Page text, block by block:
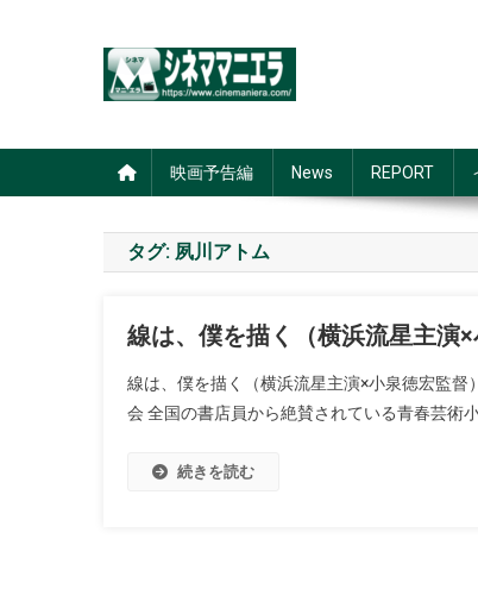
映画予告編 News REPORT
タグ: 夙川アトム
線は、僕を描く（横浜流星主演
線は、僕を描く（横浜流星主演×小泉徳宏監
会 全国の書店員から絶賛されている青春芸術
続きを読む